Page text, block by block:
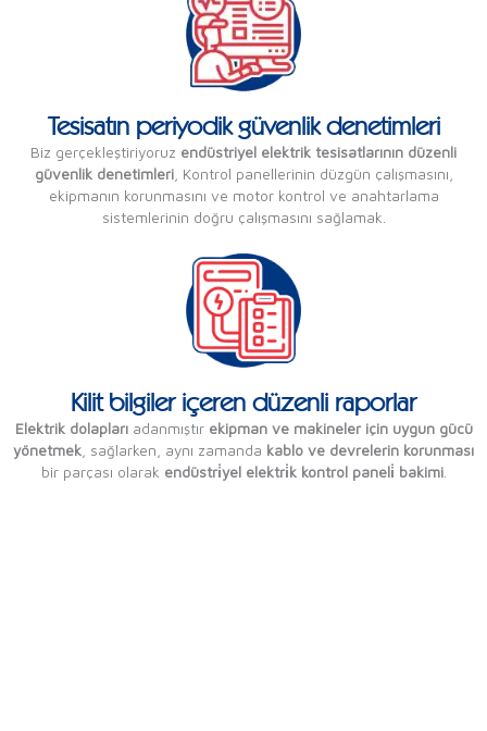
Tesisatın periyodik güvenlik denetimleri
Biz gerçekleştiriyoruz endüstriyel elektrik tesisatlarının düzenli
güvenlik denetimleri, Kontrol panellerinin düzgün çalışmasını,
ekipmanın korunmasını ve motor kontrol ve anahtarlama
sistemlerinin doğru çalışmasını sağlamak.
Kilit bilgiler içeren düzenli raporlar
Elektrik dolaplarıadanmıştır ekipman ve makineler için uygun gücü
yönetmek , sağlarken, aynı zamanda kablo ve devrelerin korunması
bir parçası olarak endüstri̇yel elektri̇k kontrol paneli̇ bakimi.